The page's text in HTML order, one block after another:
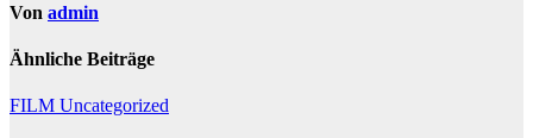
Von admin
Ähnliche Beiträge
FILM Uncategorized